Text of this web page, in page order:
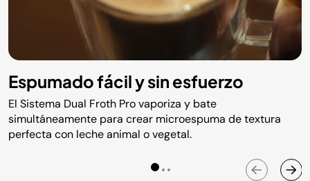
Espumado fácil y sin esfuerzo
El Sistema Dual Froth Pro vaporiza y bate
simultáneamente para crear microespuma de textura
perfecta con leche animal o vegetal.